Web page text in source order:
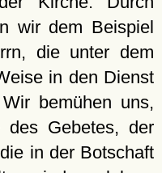
wir dem Beispiel
die unter dem
in den Dienst
bemühen uns,
des Gebetes, der
in der Botschaft